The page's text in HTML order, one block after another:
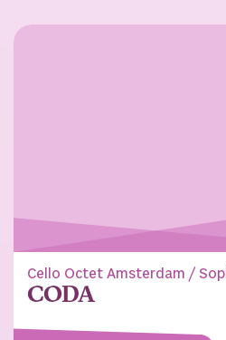
Cello Octet Amsterdam /
CODA